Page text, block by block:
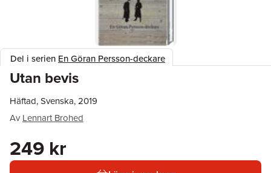
Del i serien En Göran Persson-deckare
Utan bevis
Häftad, Svenska, 2019
Av Lennart Brohed
249 kr